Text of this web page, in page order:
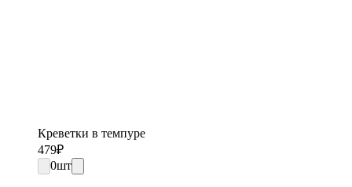
Креветки в темпуре
479₽
0шт